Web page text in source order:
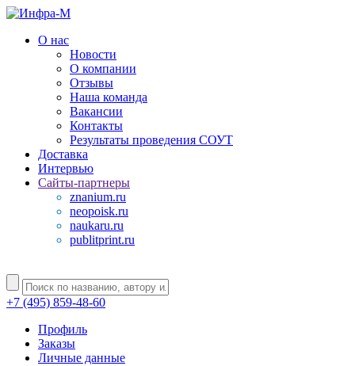
О нас
Новости
О компании
Отзывы
Наша команда
Вакансии
Контакты
Результаты проведения СОУТ
Доставка
Интервью
Сайты-партнеры
znanium.ru
neopoisk.ru
naukaru.ru
publitprint.ru
+7 (495) 859-48-60
Профиль
Заказы
Личные данные